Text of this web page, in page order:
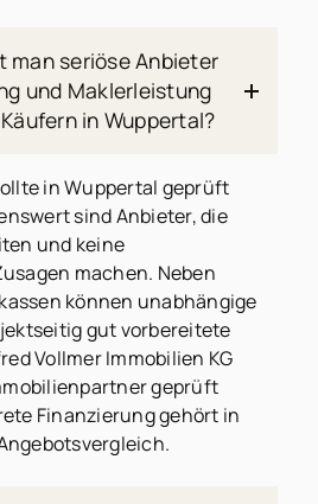
man seriöse Anbieter
und Maklerleistung
in Wuppertal?
in Wuppertal geprüft
sind Anbieter, die
und keine
machen. Neben
können unabhängige
gut vorbereitete
Vollmer Immobilien KG
geprüft
Finanzierung gehört in